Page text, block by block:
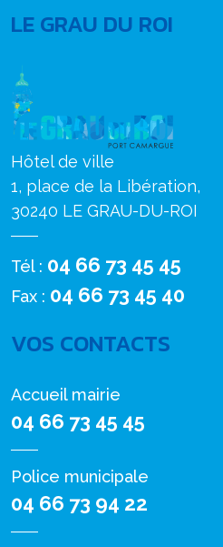
LE GRAU DU ROI
Hôtel de ville
1, place de la Libération,
30240 LE GRAU-DU-ROI
Tél : 04 66 73 45 45
Fax : 04 66 73 45 40
VOS CONTACTS
Accueil mairie
04 66 73 45 45
Police municipale
04 66 73 94 22